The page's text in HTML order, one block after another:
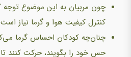
چون مربیان به این موضوع توجه
كنترل كیفیت هوا و گرما نیاز
چنان‌چه کودکان احساس گرما
حس خود را بگویند، حركت كنند